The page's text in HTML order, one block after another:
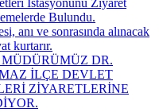
Bulundu.
anı ve sonrasında alınacak
kurtarır.
DR.
İLÇE DEVLET
ZİYARETLERİNE